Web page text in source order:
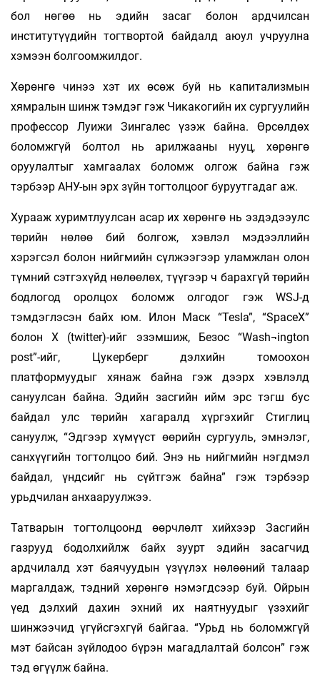
бол нөгөө нь эдийн засаг болон ардчилсан
институтүүдийн тогтвортой байдалд аюул учруулна
хэмээн болгоомжилдог.
Хөрөнгө чинээ хэт их өсөж буй нь капитализмын
хямралын шинж тэмдэг гэж Чикакогийн их сургуулийн
профессор Луижи Зингалес үзэж байна. Өрсөлдөх
боломжгүй болтол нь арилжааны нууц, хөрөнгө
оруулалтыг хамгаалах боломж олгож байна гэж
тэрбээр АНУ-ын эрх зүйн тогтолцоог буруутгадаг аж.
Хурааж хуримтлуулсан асар их хөрөнгө нь эздэдээулс
төрийн нөлөө бий болгож, хэвлэл мэдээллийн
хэрэгсэл болон нийгмийн сүлжээгээр уламжлан олон
түмний сэтгэхүйд нөлөөлөх, түүгээр ч барахгүй төрийн
бодлогод оролцох боломж олгодог гэж WSJ-д
тэмдэглэсэн байх юм. Илон Маск “Tesla”, “SpaceХ”
болон X (twitter)-ийг эзэмшиж, Безос “Wash¬ington
post”-ийг, Цукерберг дэлхийн томоохон
платформуудыг хянаж байна гэж дээрх хэвлэлд
сануулсан байна. Эдийн засгийн ийм эрс тэгш бус
байдал улс төрийн хагаралд хүргэхийг Стиглиц
сануулж, “Эдгээр хүмүүст өөрийн сургууль, эмнэлэг,
санхүүгийн тогтолцоо бий. Энэ нь нийгмийн нэгдмэл
байдал, үндсийг нь сүйтгэж байна” гэж тэрбээр
урьдчилан анхааруулжээ.
Татварын тогтолцоонд өөрчлөлт хийхээр Засгийн
газрууд бодолхийлж байх зуурт эдийн засагчид
ардчилалд хэт баячуудын үзүүлэх нөлөөний талаар
маргалдаж, тэдний хөрөнгө нэмэгдсээр буй. Ойрын
үед дэлхий дахин эхний их наятнуудыг үзэхийг
шинжээчид үгүйсгэхгүй байгаа. “Урьд нь боломжгүй
мэт байсан зүйлодоо бүрэн магадлалтай болсон” гэж
тэд өгүүлж байна.